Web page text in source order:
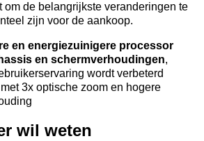
om de belangrijkste veranderingen te
zijn voor de aankoop.
en energiezuinigere processor
en schermverhoudingen,
wordt verbeterd
met 3x optische zoom en hogere
wil weten